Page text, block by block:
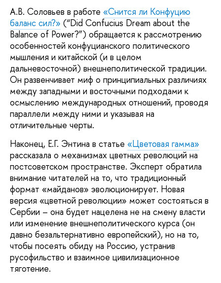
А.В. Соловьев в работе «Снится ли Конфуцию
баланс сил?» (“Did Confucius Dream about the
Balance of Power?”) обращается к рассмотрению
особенностей конфуцианского политического
мышления и китайской (и в целом
дальневосточной) внешнеполитической традиции.
Он развенчивает миф о принципиальных различиях
между западными и восточными подходами к
осмыслению международных отношений, проводя
параллели между ними и указывая на
отличительные черты.
Наконец, Е.Г. Энтина в статье «Цветовая гамма»
рассказала о механизмах цветных революций на
постсоветском пространстве. Эксперт обратила
внимание читателей на то, что традиционный
формат «майданов» эволюционирует. Новая
версия «цветной революции» может состояться в
Сербии – она будет нацелена не на смену власти
или изменение внешнеполитического курса (он
давно безальтернативно европейский), но на то,
чтобы посеять обиду на Россию, устранив
русофильство и взаимное цивилизационное
тяготение.